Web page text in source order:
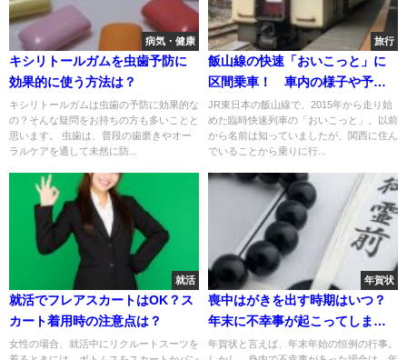
病気・健康
キシリトールガムを虫歯予防に
効果的に使う方法は？
キシリトールガムは虫歯の予防に効果的な
の？そんな疑問をお持ちの方も多いことと
思います。 虫歯は、普段の歯磨きやオー
ラルケアを通して未然に防...
旅行
飯山線の快速「おいこっと」に
区間乗車！ 車内の様子や予約
方法、運賃、楽しみ方を紹介
JR東日本の飯山線で、2015年から走り始
めた臨時快速列車の「おいこっと」。以前
から名前は知っていましたが、関西に住ん
でいることから乗りに行...
就活
就活でフレアスカートはOK？ス
カート着用時の注意点は？
女性の場合、就活中にリクルートスーツを
年賀状
喪中はがきを出す時期はいつ？
年末に不幸事が起こってしまっ
た場合の対応は？
年賀状と言えば、年末年始の恒例の行事。